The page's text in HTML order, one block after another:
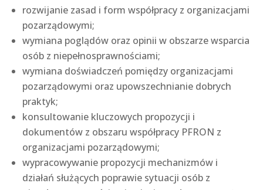
rozwijanie zasad i form współpracy z organizacjami
pozarządowymi;
wymiana poglądów oraz opinii w obszarze wsparcia
osób z niepełnosprawnościami;
wymiana doświadczeń pomiędzy organizacjami
pozarządowymi oraz upowszechnianie dobrych
praktyk;
konsultowanie kluczowych propozycji i
dokumentów z obszaru współpracy PFRON z
organizacjami pozarządowymi;
wypracowywanie propozycji mechanizmów i
działań służących poprawie sytuacji osób z